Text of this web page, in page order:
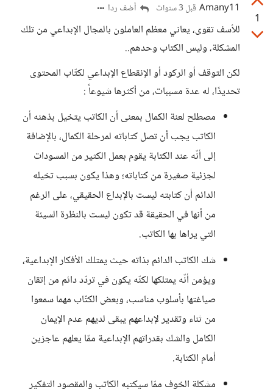
1
Amany11 قبل 3 سنوات أضف ردا
للأسف تقوى، يعاني معظم العاملون بالمجال الإبداعي من تلك
المشكلة، وليس الكتاب وحدهم..
لكن التوقف أو الركود أو الإنقطاع الإبداعي لكتّاب المحتوى
تحديدًا، له عدة مسببات، من أكثرها شيوعاً :
مصطلح لعنة الكمال بمعنى أن الكاتب يتخيل بذهنه أن
الكاتب يجب أن تصل كتاباته لمرحلة الكمال، بالإضافة
إلى أنّه عند الكتابة يقوم بعمل الكثير من المسودات
لجزئية صغيرة من كتاباته؛ وهذا يكون بسبب تخيله
الدائم أن كتابته ليست بالإبداع الحقيقي، على الرغم
من أنها في الحقيقة قد تكون ليست بالنظرة السيئة
التي يراها بها الكاتب.
شك الكاتب الدائم بذاته حيث يمتلك الأفكار الإبداعية،
ويؤمن أنّه يمتلكها لكنّه يكون في تردّد دائم من إتقان
صياغتها بأسلوب مناسب، وبعض الكتّاب مهما سمعوا
من ثناء وتقدير لإبداعهم يبقى لديهم عدم الإيمان
الكامل والشك بقدراتهم الإبداعية ممّا يعلهم عاجزين
أمام الكتابة.
مشكلة الخوف ممّا سيكتبه الكاتب والمقصود التفكير